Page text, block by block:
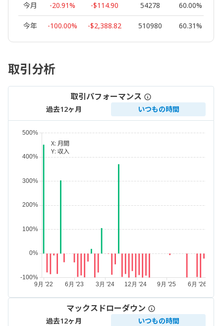
今月 -20.91% -$114.90 54278 60.00%
今年 -100.00% -$2,388.82 510980 60.31%
取引分析
取引パフォーマンス
過去12ヶ月 いつもの時間
X: 月間
Y: 収入
マックスドローダウン
過去12ヶ月 いつもの時間